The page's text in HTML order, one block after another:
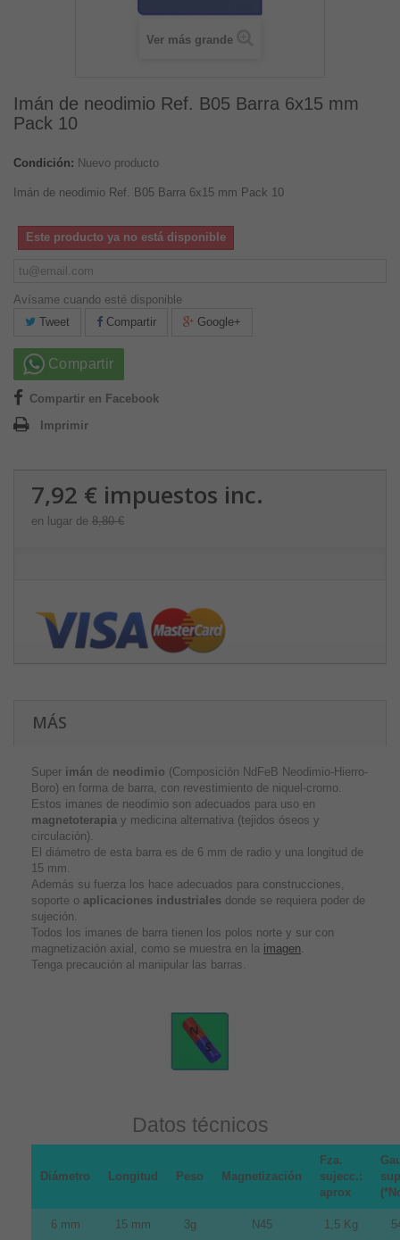
Ver más grande
Imán de neodimio Ref. B05 Barra 6x15 mm
Pack 10
Condición: Nuevo producto
Imán de neodimio Ref. B05 Barra 6x15 mm Pack 10
Este producto ya no está disponible
Avísame cuando esté disponible
Tweet
Compartir Google+
Compartir
Compartir en Facebook
Imprimir
7,92 € impuestos inc.
en lugar de 8,80 €
MÁS
Super imán de neodimio (Composición NdFeB Neodimio-Hierro-
Boro) en forma de barra, con revestimiento de niquel-cromo.
Estos imanes de neodimio son adecuados para uso en
magnetoterapia y medicina alternativa (tejidos óseos y
circulación).
El diámetro de esta barra es de 6 mm de radio y una longitud de
15 mm.
Además su fuerza los hace adecuados para construcciones,
soporte o aplicaciones industriales donde se requiera poder de
sujeción.
Todos los imanes de barra tienen los polos norte y sur con
magnetización axial, como se muestra en la imagen.
Tenga precaución al manipular las barras.
Datos técnicos
Diámetro Longitud Peso Magnetización
Fza.
sujecc.:
aprox
6 mm 15 mm 3g N45 1,5 Kg